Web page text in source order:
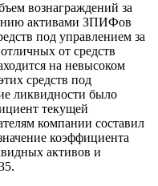
вознаграждений за
активами ЗПИФов
под управлением за
от средств
на невысоком
средств под
ликвидности было
текущей
компании составил
коэффициента
активов и